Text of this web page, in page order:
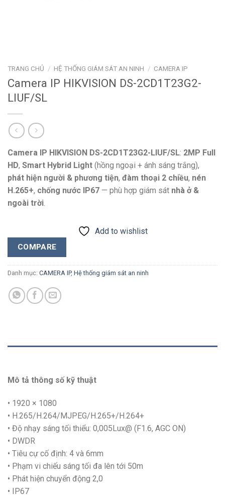
TRANG CHỦ / HỆ THỐNG GIÁM SÁT AN NINH / CAMERA IP
Camera IP HIKVISION DS-2CD1T23G2-
LIUF/SL
Camera IP HIKVISION DS-2CD1T23G2-LIUF/SL: 2MP Full
HD, Smart Hybrid Light (hồng ngoại + ánh sáng trắng),
phát hiện người & phương tiện, đàm thoại 2 chiều, nén
H.265+, chống nước IP67 — phù hợp giám sát nhà ở &
ngoài trời.
Add to wishlist
COMPARE
Danh mục: CAMERA IP, Hệ thống giám sát an ninh
Mô tả thông số kỹ thuật
• 1920 × 1080
• H.265/H.264/MJPEG/H.265+/H.264+
• Độ nhạy sáng tối thiểu: 0,005Lux@ (F1.6, AGC ON)
• DWDR
• Tiêu cự cố định: 4 và 6mm
• Phạm vi chiếu sáng tối đa lên tới 50m
• Phát hiện chuyển động 2,0
• IP67